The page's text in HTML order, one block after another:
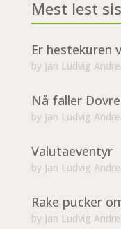
Mest lest
Er hestekuren
by Jan Ludvig
Nå faller Dovre
by Jan Ludvig
Valutaeventyr
by Jan Ludvig
Rake pucker
by Jan Ludvig